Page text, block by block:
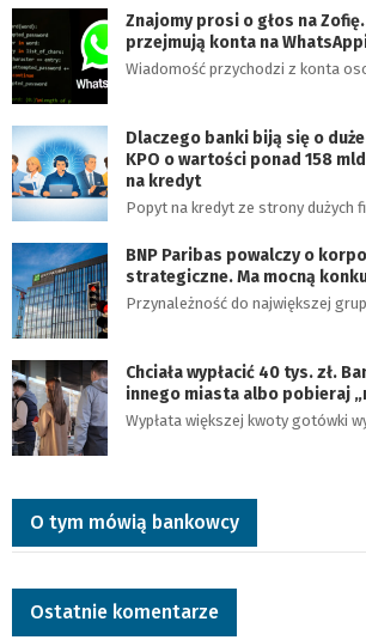
Znajomy prosi o głos na
przejmują konta na
Wiadomość przychodzi z konta
Dlaczego banki biją się o
KPO o wartości ponad 158
na kredyt
Popyt na kredyt ze strony dużych
BNP Paribas powalczy o
strategiczne. Ma mocną
Przynależność do największej
Chciała wypłacić 40 tys. zł.
innego miasta albo pobieraj
Wypłata większej kwoty gotówki
O tym mówią bankowcy
Ostatnie komentarze